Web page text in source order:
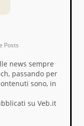
Posts
news sempre
passando per
sono, in
su Veb.it